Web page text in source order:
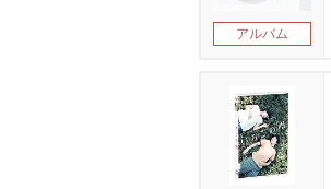
アルバム